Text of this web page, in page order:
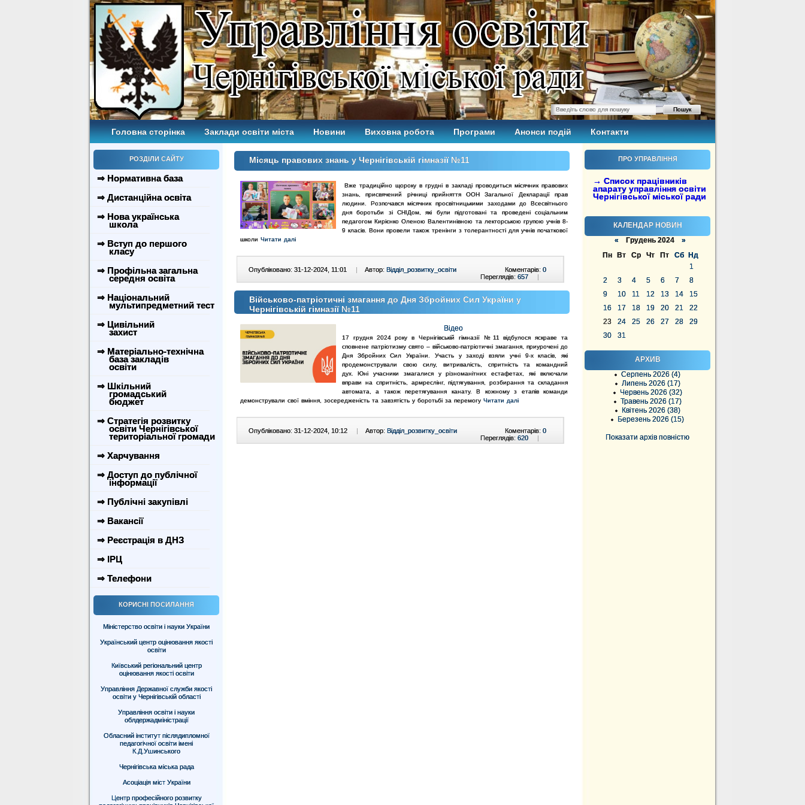
Головна сторінка Заклади освіти міста Новини Виховна робота Програми Анонси подій Контакти
РОЗДІЛИ САЙТУ
⇒ Нормативна база
⇒ Дистанційна освіта
⇒ Нова українська
школа
⇒ Вступ до першого
класу
⇒ Профільна загальна
середня освіта
⇒ Національний
мультипредметний тест
⇒ Цивільний
захист
⇒ Матеріально-технічна
база закладів
освіти
⇒ Шкільний
громадський
бюджет
⇒ Стратегія розвитку
освіти Чернігівської
територіальної громади
⇒ Харчування
⇒ Доступ до публічної
інформації
⇒ Публічні закупівлі
⇒ Вакансії
⇒ Реєстрація в ДНЗ
⇒ ІРЦ
⇒ Телефони
КОРИСНІ ПОСИЛАННЯ
Міністерство освіти і науки України
Український центр оцінювання якості
освіти
Київський регіональний центр
оцінювання якості освіти
Управління Державної служби якості
освіти у Чернігівській області
Управління освіти і науки
облдержадміністрації
Обласний інститут післядипломної
педагогічної освіти імені
К.Д.Ушинського
Чернігівська міська рада
Асоціація міст України
Центр професійного розвитку
ПРО УПРАВЛІННЯ
→ Список працівників
апарату управління освіти
Чернігівської міської ради
КАЛЕНДАР НОВИН
« Грудень 2024 »
Пн
Вт Ср Чт Пт Сб
Нд
1
2
3 4 5 6 7
8
9
10 11 12 13 14
15
16
17 18 19 20 21
22
23
24 25 26 27 28
29
30
31
АРХИВ
Серпень 2026 (4)
Липень 2026 (17)
Червень 2026 (32)
Травень 2026 (17)
Квітень 2026 (38)
Березень 2026 (15)
Показати архів повністю
Місяць правових знань у Чернігівській гімназії №11
Вже традиційно щороку в грудні в закладі проводиться місячник правових
знань,присвячений річниці прийняття ООН Загальної Декларації прав
людини. Розпочався місячник просвітницькими заходами до Всесвітнього
дня боротьби зі СНІДом, які були підготовані та проведені соціальним
педагогом Кирієнко Оленою Валентинівною та лекторською групою учнів 8-
9 класів. Вони провели також тренінги з толерантності для учнів початкової
школи Читати далі
Опубліковано: 31-12-2024, 11:01 | Автор: Відділ_розвитку_освіти Коментарів: 0
Переглядів: 657 |
Військово-патріотичні змагання до Дня Збройних Сил України у
Чернігівській гімназії №11
Відео
17 грудня 2024 року в Чернігівській гімназії №11 відбулося яскраве та
сповнене патріотизму свято – військово-патріотичні змагання, приурочені до
Дня Збройних Сил України. Участь у заході взяли учні 9-х класів, які
продемонстрували свою силу, витривалість, спритність та командний
дух. Юні учасники змагалися у різноманітних естафетах, які включали
вправи на спритність, армреслінг, підтягування, розбирання та складання
автомата, а також перетягування канату. В кожному з етапів команди
демонстрували свої вміння, зосередженість та завзятість у боротьбі за перемогу Читати далі
Опубліковано: 31-12-2024, 10:12 | Автор: Відділ_розвитку_освіти Коментарів: 0
Переглядів: 620 |